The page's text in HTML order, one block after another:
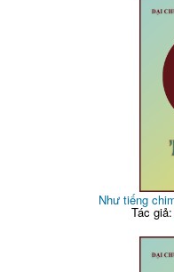
Như tiếng
Tác giả: